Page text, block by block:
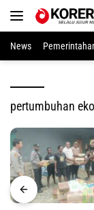
News
pertumbuhan